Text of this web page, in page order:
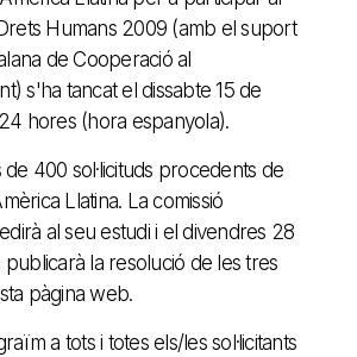
Humans 2009 (amb el suport
de Cooperació al
s'ha tancat el dissabte 15 de
hores (hora espanyola).
400 sol·licituds procedents de
Llatina. La comissió
al seu estudi i el divendres 28
la resolució de les tres
pàgina web.
a tots i totes els/les sol·licitants